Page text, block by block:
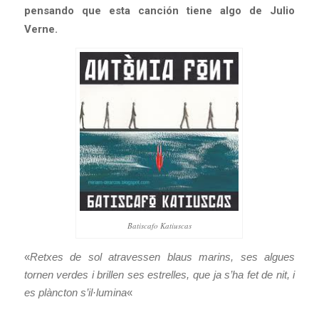
pensando que esta canción tiene algo de Julio
Verne.
Batiscafo Katiuscas
«Retxes de sol atravessen blaus marins, ses algues
tornen verdes i brillen ses estrelles, que ja s’ha fet de nit, i
es plàncton s’il·lumina«